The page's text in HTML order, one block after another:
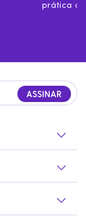
prática
ASSINAR